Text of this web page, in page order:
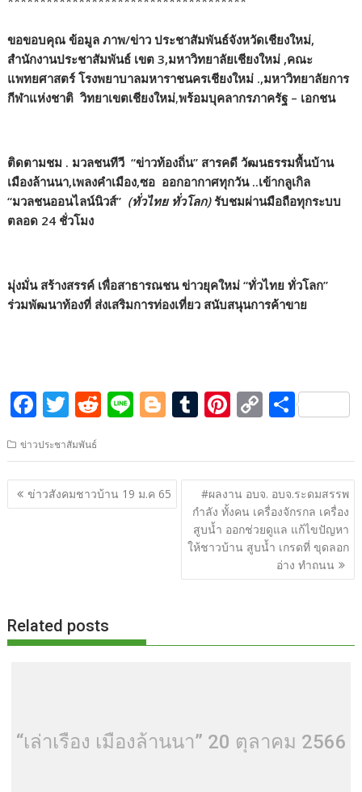
ขอขอบคุณ ข้อมูล ภาพ/ข่าว ประชาสัมพันธ์จังหวัดเชียงใหม่,
สำนักงานประชาสัมพันธ์ เขต 3,มหาวิทยาลัยเชียงใหม่ ,คณะ
แพทยศาสตร์ โรงพยาบาลมหาราชนครเชียงใหม่ .,มหาวิทยาลัยการ
กีฬาแห่งชาติ วิทยาเขตเชียงใหม่,พร้อมบุคลากรภาครัฐ – เอกชน
ติดตามชม . มวลชนทีวี “ข่าวท้องถิ่น” สารคดี วัฒนธรรมพื้นบ้าน
เมืองล้านนา,เพลงคำเมือง,ซอ ออกอากาศทุกวัน ..เข้ากลูเกิล
“มวลชนออนไลน์นิวส์” (ทั่วไทย ทั่วโลก) รับชมผ่านมือถือทุกระบบ
ตลอด 24 ชั่วโมง
มุ่งมั่น สร้างสรรค์ เพื่อสาธารณชน ข่าวยุคใหม่“ทั่วไทย ทั่วโลก”
ร่วมพัฒนาท้องที่ ส่งเสริมการท่องเที่ยว สนับสนุนการค้าขาย
F
e
b
o
T
itt
er
R
d
di
t
Li
e
Bl
g
g
er
T
m
bl
r
Pi
er
e
st
C
p
y
Li
n
k
S
ar
e
ข่าวประชาสัมพันธ์
แนะแนว
เรื่อง
ข่าวสังคมชาวบ้าน 19 ม.ค 65
#ผลงาน อบจ. อบจ.ระดมสรรพ
กำลัง ทั้งคน เครื่องจักรกล เครื่อง
สูบน้ำ ออกช่วยดูแล แก้ไขปัญหา
ให้ชาวบ้าน สูบน้ำ เกรดที่ ขุดลอก
อ่าง ทำถนน
Related posts
“เล่าเรื่อง เมืองล้านนา” 20 ตุลาคม 2566